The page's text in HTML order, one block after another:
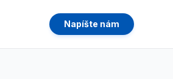
Napíšte nám